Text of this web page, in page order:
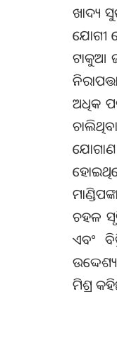
ଖାଦ୍ୟ
ଯୋଗୀ
ଟାକୁଆ
ଅଧିକ
ଯୋଗାଣ
ଚହଳ
ଏବଂ
ମିଶ୍ର